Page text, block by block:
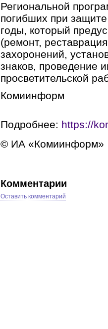
Региональной
погибших при
годы, который
(ремонт,
захоронений,
знаков, проведение
просветительской
Комиинформ
Подробнее: https://
© ИА «Комиинформ»
Комментарии
Оставить комментарий